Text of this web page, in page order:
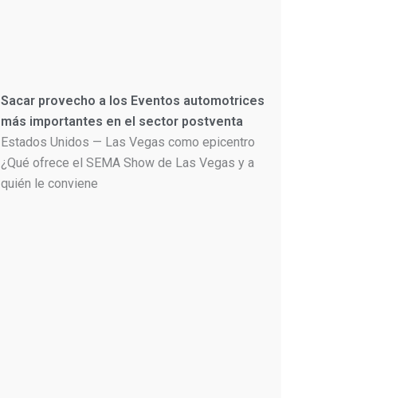
Sacar provecho a los Eventos automotrices
más importantes en el sector postventa
Estados Unidos — Las Vegas como epicentro
¿Qué ofrece el SEMA Show de Las Vegas y a
quién le conviene